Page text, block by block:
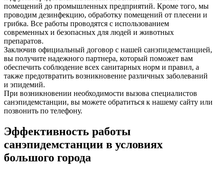
помещений до промышленных предприятий. Кроме того, мы
проводим дезинфекцию, обработку помещений от плесени и
грибка. Все работы проводятся с использованием
современных и безопасных для людей и животных
препаратов.
Заключив официальный договор с нашей санэпидемстанцией,
вы получите надежного партнера, который поможет вам
обеспечить соблюдение всех санитарных норм и правил, а
также предотвратить возникновение различных заболеваний
и эпидемий.
При возникновении необходимости вызова специалистов
санэпидемстанции, вы можете обратиться к нашему сайту или
позвонить по телефону.
Эффективность работы
санэпидемстанции в условиях
большого города